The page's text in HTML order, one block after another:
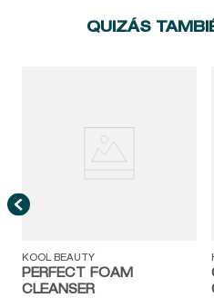
QUIZÁS
KOOL BEAUTY
PERFECT FOAM
CLEANSER